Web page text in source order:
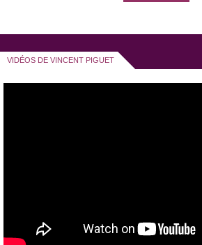
« On ne demande qu’à en rire », il est
avec sonspectacle« Vincent Piguet est
personnage loufoques font mouche à
VIDÉOS DE VINCENT PIGUET